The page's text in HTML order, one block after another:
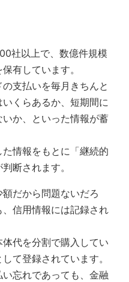
社以上で、数億件規模
有しています。
支払いを毎月きちんと
くらあるか、短期間に
か、といった情報が蓄
情報をもとに「継続的
断されます。
だから問題ないだろ
信用情報には記録され
代を分割で購入してい
して登録されています。
忘れであっても、金融